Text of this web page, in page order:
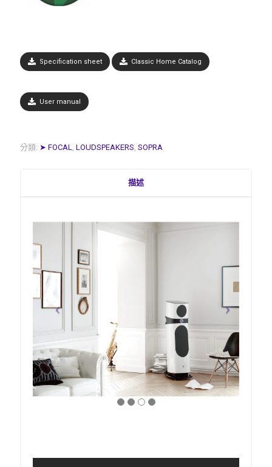
Specification sheet Classic Home Catalog
User manual
分類: ➤ FOCAL, LOUDSPEAKERS, SOPRA
描述